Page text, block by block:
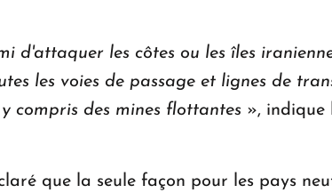
d'attaquer les côtes ou les îles
les voies de passage et lignes de
compris des mines flottantes », indique
que la seule façon pour les pays